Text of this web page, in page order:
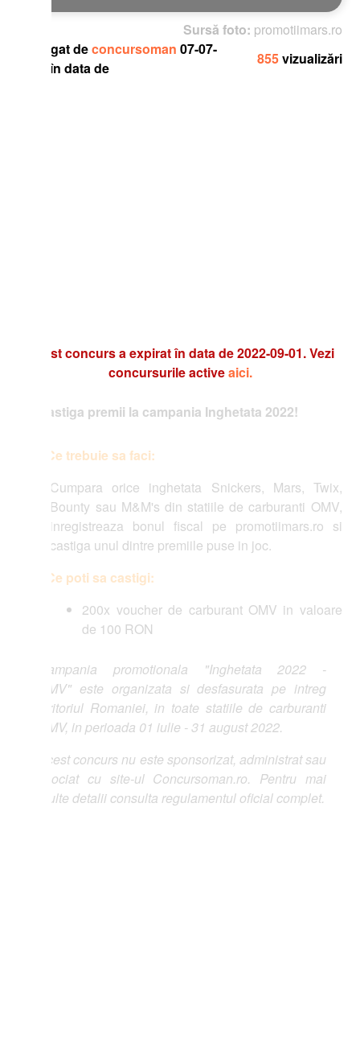
Sursă foto:promotiimars.ro
concursoman07-07-
data de
855 vizualizări
concurs a expirat în data de 2022-09-01. Vezi
concursurile activeaici.
premii la campania Inghetata 2022!
trebuie sa faci:
orice inghetata Snickers, Mars, Twix,
sau M&M's din statiile de carburanti OMV,
bonul fiscal pe promotiimars.ro si
unul dintre premiile puse in joc.
poti sa castigi:
200x voucher de carburant OMV in valoare
de 100 RON
promotionala "Inghetata 2022 -
este organizata si desfasurata pe intreg
Romaniei, in toate statiile de carburanti
in perioada 01 iulie - 31 august 2022.
concurs nu este sponsorizat, administrat sau
cu site-ul Concursoman.ro. Pentru mai
detalii consulta regulamentul oficial complet.